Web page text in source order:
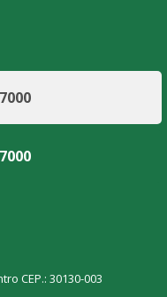
CEP.: 30130-003